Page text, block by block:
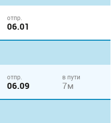
отпр.
06.01
отпр.
06.09
в пути
7м